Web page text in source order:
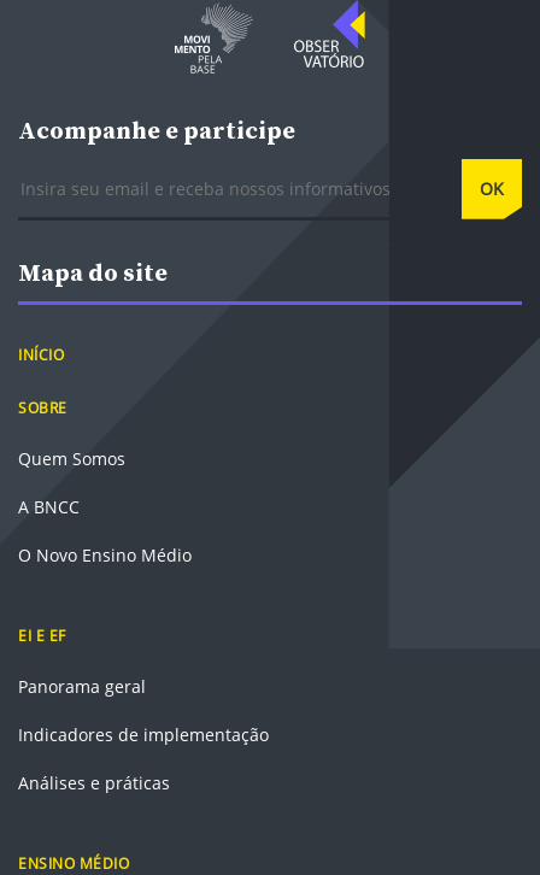
Acompanhe e participe
OK
Mapa do site
INÍCIO
SOBRE
Quem Somos
A BNCC
O Novo Ensino Médio
EI E EF
Panorama geral
Indicadores de implementação
Análises e práticas
ENSINO MÉDIO